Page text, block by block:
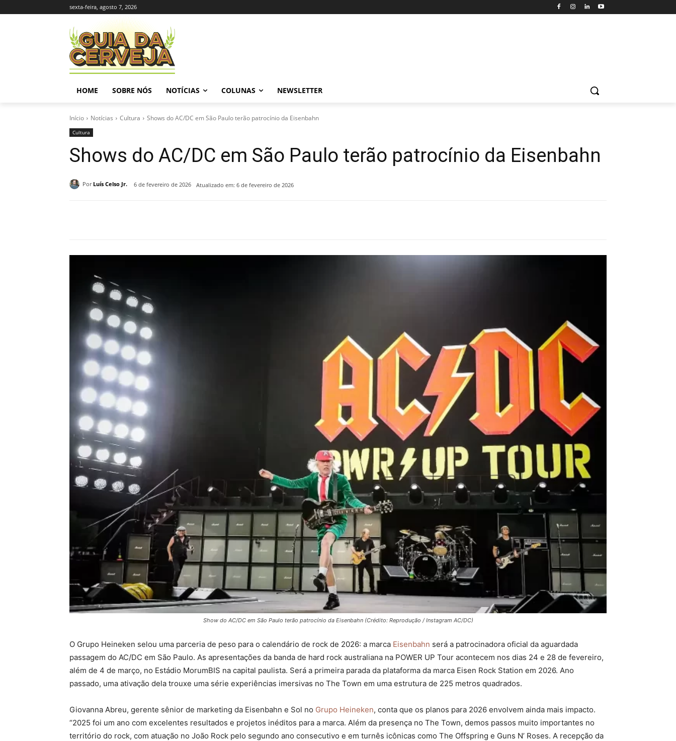
sexta-feira, agosto 7, 2026
HOME SOBRE NÓS NOTÍCIAS COLUNAS NEWSLETTER
Início Notícias Cultura Shows do AC/DC em São Paulo terão patrocínio da Eisenbahn
Cultura
Shows do AC/DC em São Paulo terão patrocínio da Eisenbahn
Por Luís Celso Jr. 6 de fevereiro de 2026 Atualizado em: 6 de fevereiro de 2026
Show do AC/DC em São Paulo terão patrocínio da Eisenbahn (Crédito: Reprodução / Instagram AC/DC)
O Grupo Heineken selou uma parceria de peso para o calendário de rock de 2026: a marca Eisenbahn será a patrocinadora oficial da aguardada
passagem do AC/DC em São Paulo. As apresentações da banda de hard rock australiana na POWER UP Tour acontecem nos dias 24 e 28 de fevereiro,
além de 4 de março, no Estádio MorumBIS na capital paulista. Será a primeira parada da plataforma da marca Eisen Rock Station em 2026. Ano
passado, uma ativação dela trouxe uma série experiências imersivas no The Town em uma estrutura de 225 metros quadrados.
Giovanna Abreu, gerente sênior de marketing da Eisenbahn e Sol no Grupo Heineken, conta que os planos para 2026 envolvem ainda mais impacto.
“2025 foi um ano com excelentes resultados e projetos inéditos para a marca. Além da presença no The Town, demos passos muito importantes no
território do rock, com atuação no João Rock pelo segundo ano consecutivo e em turnês icônicas como The Offspring e Guns N’ Roses. A recepção da